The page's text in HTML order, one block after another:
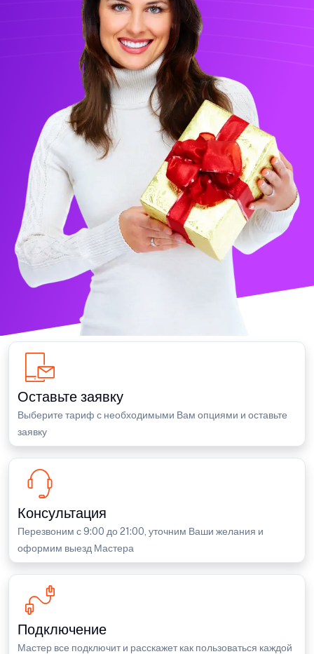
Оставьте заявку
Выберите тариф с необходимыми Вам опциями и оставьте
заявку
Консультация
Перезвоним с 9:00 до 21:00, уточним Ваши желания и
оформим выезд Мастера
Подключение
Мастер все подключит и расскажет как пользоваться каждой